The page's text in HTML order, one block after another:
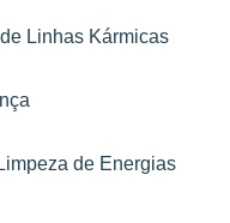
Linhas Kármicas
de Energias